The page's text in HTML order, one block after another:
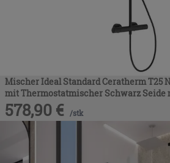
Mischer Ideal Standard Ceratherm T25
mit Thermostatmischer Schwarz Seide
578,90 € /stk